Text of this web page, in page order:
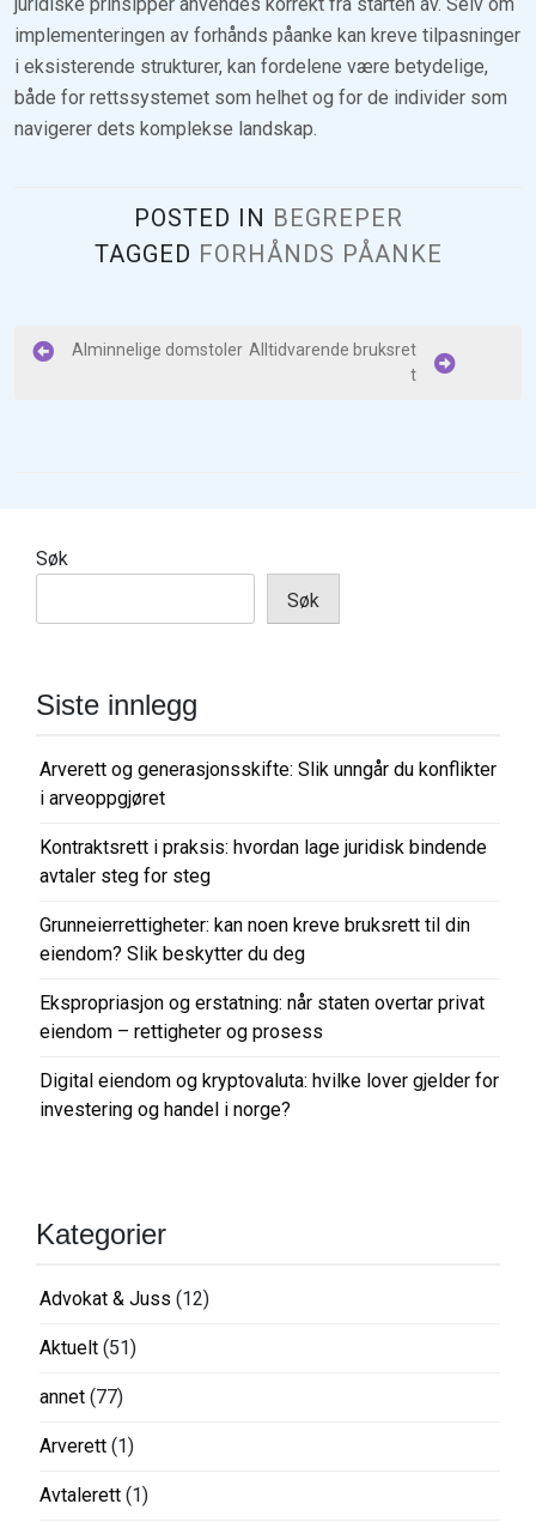
juridiske prinsipper anvendes korrekt fra starten av. Selv om
implementeringen av forhånds påanke kan kreve tilpasninger
i eksisterende strukturer, kan fordelene være betydelige,
både for rettssystemet som helhet og for de individer som
navigerer dets komplekse landskap.
POSTED IN BEGREPER
TAGGED FORHÅNDS PÅANKE
I
g
v
g
s
o
n
Alminnelige domstoler Alltidvarende bruksret
t
Søk
Søk
Siste innlegg
Arverett og generasjonsskifte: Slik unngår du konflikter
i arveoppgjøret
Kontraktsrett i praksis: hvordan lage juridisk bindende
avtaler steg for steg
Grunneierrettigheter: kan noen kreve bruksrett til din
eiendom? Slik beskytter du deg
Ekspropriasjon og erstatning: når staten overtar privat
eiendom – rettigheter og prosess
Digital eiendom og kryptovaluta: hvilke lover gjelder for
investering og handel i norge?
Kategorier
Advokat & Juss (12)
Aktuelt (51)
annet (77)
Arverett (1)
Avtalerett (1)